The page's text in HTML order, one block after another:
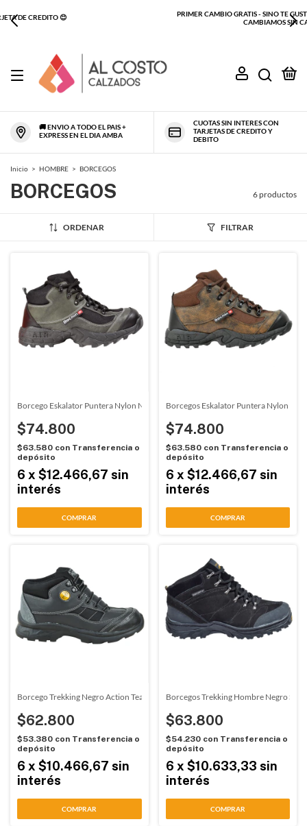
PRIMER CAMBIO GRATIS - SINO TE GUSTO O NO ES TU TALLE TE LO
🚚 ENVIO A TODO EL PAIS +
EXPRESS EN EL DIA AMBA
CUOTAS SIN INTERES CON
TARJETAS DE CREDITO Y
DEBITO
Inicio > HOMBRE > BORCEGOS
BORCEGOS 6 productos
ORDENAR FILTRAR
Borcego Eskalator Puntera Nylon Negro Bochin (08001)
$74.800
$63.580 con Transferencia o
depósito
6 x $12.466,67 sin
interés
COMPRAR
Borcegos Eskalator Puntera Nylon
$74.800
$63.580 con Transferencia o
depósito
6 x $12.466,67 sin
interés
COMPRAR
Borcego Trekking Negro Action Team (33041)
$62.800
$53.380 con Transferencia o
depósito
6 x $10.466,67 sin
interés
COMPRAR
Borcegos Trekking Hombre Negro Soft
$63.800
$54.230 con Transferencia o
depósito
6 x $10.633,33 sin
interés
COMPRAR